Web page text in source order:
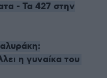
- Τα 427 στην
η γυναίκα του